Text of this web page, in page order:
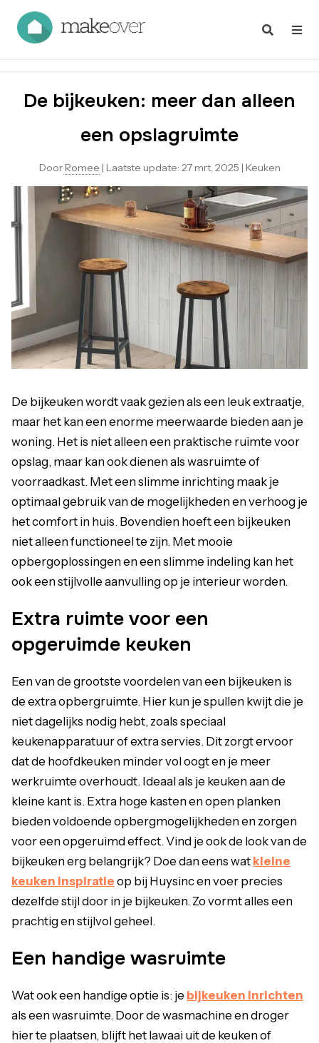
De bijkeuken: meer dan alleen
een opslagruimte
Door Romee | Laatste update: 27 mrt, 2025 | Keuken
De bijkeuken wordt vaak gezien als een leuk extraatje,
maar het kan een enorme meerwaarde bieden aan je
woning. Het is niet alleen een praktische ruimte voor
opslag, maar kan ook dienen als wasruimte of
voorraadkast. Met een slimme inrichting maak je
optimaal gebruik van de mogelijkheden en verhoog je
het comfort in huis. Bovendien hoeft een bijkeuken
niet alleen functioneel te zijn. Met mooie
opbergoplossingen en een slimme indeling kan het
ook een stijlvolle aanvulling op je interieur worden.
Extra ruimte voor een
opgeruimde keuken
Een van de grootste voordelen van een bijkeuken is
de extra opbergruimte. Hier kun je spullen kwijt die je
niet dagelijks nodig hebt, zoals speciaal
keukenapparatuur of extra servies. Dit zorgt ervoor
dat de hoofdkeuken minder vol oogt en je meer
werkruimte overhoudt. Ideaal als je keuken aan de
kleine kant is. Extra hoge kasten en open planken
bieden voldoende opbergmogelijkheden en zorgen
voor een opgeruimd effect. Vind je ook de look van de
bijkeuken erg belangrijk? Doe dan eens wat kleine
keuken inspiratie op bij Huysinc en voer precies
dezelfde stijl door in je bijkeuken. Zo vormt alles een
prachtig en stijlvol geheel.
Een handige wasruimte
Wat ook een handige optie is: je bijkeuken inrichten
als een wasruimte. Door de wasmachine en droger
hier te plaatsen, blijft het lawaai uit de keuken of